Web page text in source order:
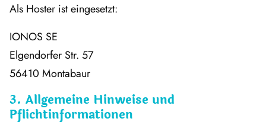
Als Hoster ist eingesetzt:
IONOS SE
Elgendorfer Str. 57
56410 Montabaur
3. Allgemeine Hinweise und
Pflichtinformationen